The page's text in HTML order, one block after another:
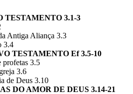
TESTAMENTO 3.1-3
Antiga Aliança 3.3
3.4
TESTAMENTO Ef 3.5-10
profetas 3.5
3.6
de Deus 3.10
DO AMOR DE DEUS 3.14-21